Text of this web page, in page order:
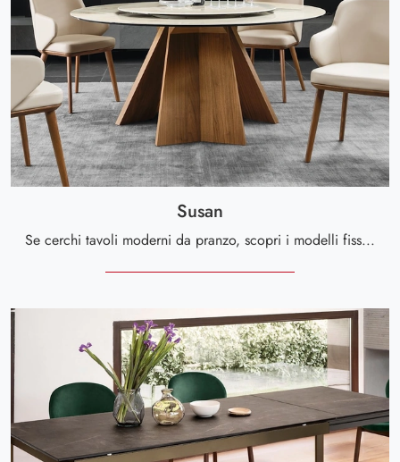
Susan
Se cerchi tavoli moderni da pranzo, scopri i modelli fissi di Calligaris: clicca e scopri il modello Susan in ceramica.